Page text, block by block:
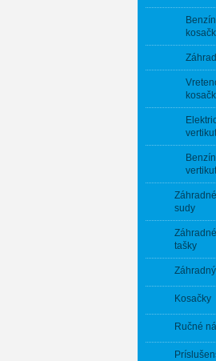
sudy
tašky
Kosačky
Ručné